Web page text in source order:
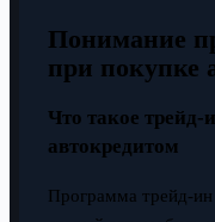
Понимание
при покупке
Что такое трейд-
автокредитом
Программа трейд-